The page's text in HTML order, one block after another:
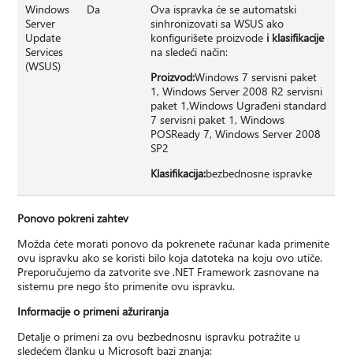
Windows
Server
Update
Services
(WSUS)
Da
Ova ispravka će se automatski
sinhronizovati sa WSUS ako
konfigurišete proizvode i klasifikacije
na sledeći način:
Proizvod:Windows 7 servisni paket
1, Windows Server 2008 R2 servisni
paket 1,Windows Ugrađeni standard
7 servisni paket 1, Windows
POSReady 7, Windows Server 2008
SP2
Klasifikacija:bezbednosne ispravke
Ponovo pokreni zahtev
Možda ćete morati ponovo da pokrenete računar kada primenite
ovu ispravku ako se koristi bilo koja datoteka na koju ovo utiče.
Preporučujemo da zatvorite sve .NET Framework zasnovane na
sistemu pre nego što primenite ovu ispravku.
Informacije o primeni ažuriranja
Detalje o primeni za ovu bezbednosnu ispravku potražite u
sledećem članku u Microsoft bazi znanja: